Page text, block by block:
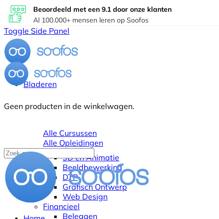
Beoordeeld met een 9.1 door onze klanten
Al 100.000+ mensen leren op Soofos
Toggle Side Panel
Bladeren
Alle Cursussen
Alle Opleidingen
3D en Animatie
Beeldbewerking
DTP
Grafisch Ontwerp
Web Design
Financieel
Beleggen
Geen producten in de winkelwagen.